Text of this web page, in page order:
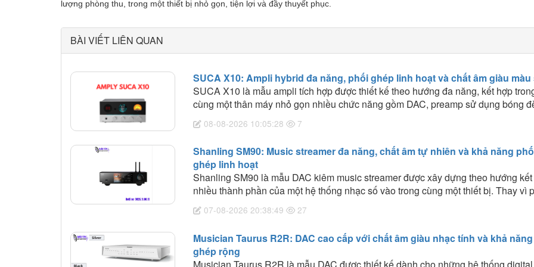
lượng phòng thu, trong một thiết bị nhỏ gọn, tiện lợi và đầy thuyết phục.
BÀI VIẾT LIÊN QUAN
SUCA X10: Ampli hybrid đa năng, phối ghép linh hoạt và chất âm giàu màu
SUCA X10 là mẫu ampli tích hợp được thiết kế theo hướng đa năng, kết hợp
cùng một thân máy nhỏ gọn nhiều chức năng gồm DAC, preamp sử dụng bóng
ampli công suất và headphone amplifier. Cách tiếp cận này giúp X10 hướng tới
người dùng muốn xây dựng một hệ thống nghe nhạc đơn giản nhưng vẫn có khả
tiếp nhận nhiều nguồn phát hiện đại. Không cần tách riêng DAC, preamp và power
amplifier, người chơi có thể kết nối trực tiếp máy tính, TV, điện thoại hoặc đầu phát
với X10 rồi đưa tín hiệu tới loa.
08-08-2026 10:05:28 7
Shanling SM90: Music streamer đa năng, chất âm tự nhiên và khả năng
ghép linh hoạt
Shanling SM90 là mẫu DAC kiêm music streamer được xây dựng theo hướng
nhiều thành phần của một hệ thống nhạc số vào trong cùng một thiết bị. Thay vì
sử dụng riêng streamer, DAC và các thiết bị nhận tín hiệu từ TV, SM90 có thể đảm
nhiệm phần lớn những nhiệm vụ này. Đáng chú ý, Shanling trang bị cho sản
giải mã kép AKM AK4493S, tầng analog sử dụng OPA1612, nguồn tuyến tính,
hành Android 12 cùng hệ thống kết nối khá toàn diện. Trong trải nghiệm thực tế,
khả năng phối ghép rộng và chất âm cân bằng là hai yếu tố khiến SM90 trở thành
07-08-2026 20:38:49 27
Musician Taurus R2R: DAC cao cấp với chất âm giàu nhạc tính và khả
ghép rộng